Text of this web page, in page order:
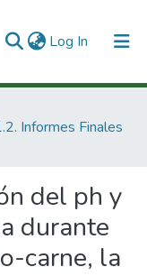
Log In (current)
Informes Finales
del ph y
durante
carne, la